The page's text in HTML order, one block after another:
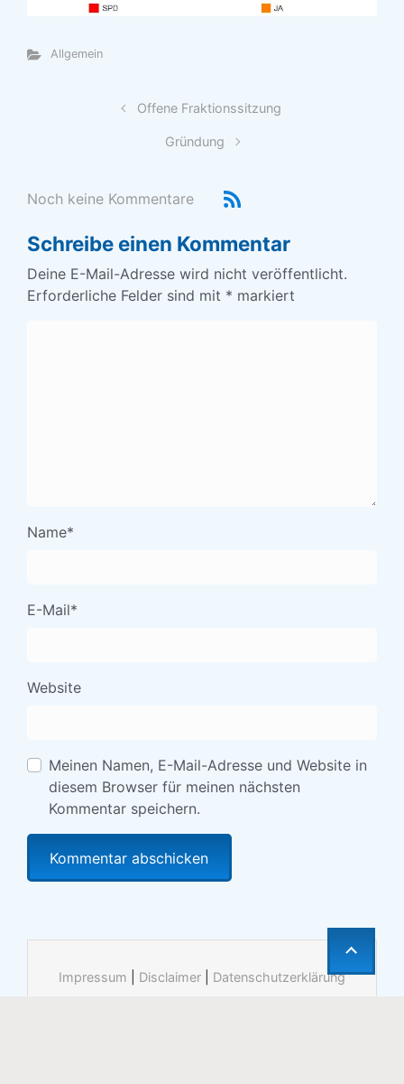
Allgemein
Offene Fraktionssitzung
Gründung
Noch keine Kommentare
Schreibe einen Kommentar
Deine E-Mail-Adresse wird nicht veröffentlicht.
Erforderliche Felder sind mit * markiert
Name*
E-Mail*
Website
Meinen Namen, E-Mail-Adresse und Website in
diesem Browser für meinen nächsten
Kommentar speichern.
Impressum Disclaimer Datenschutzerklärung